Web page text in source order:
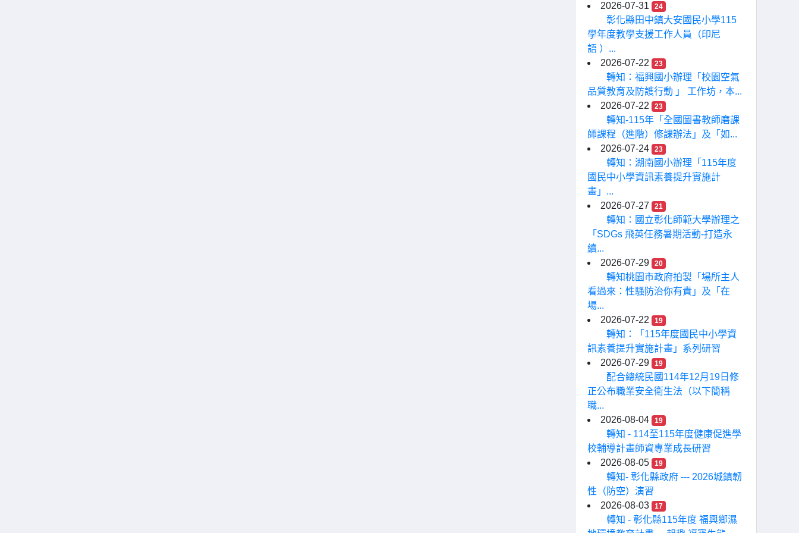
2026-07-31
24
彰化縣田中鎮大安國民小學115
學年度教學支援工作人員（印尼
語 ）...
2026-07-22
23
轉知：福興國小辦理「校園空氣
品質教育及防護行動 」 工作坊，本...
2026-07-22
23
轉知-115年「全國圖書教師磨課
師課程（進階）修課辦法」及「如...
2026-07-24
23
轉知：湖南國小辦理「115年度
國民中小學資訊素養提升實施計
畫」...
2026-07-27
21
轉知：國立彰化師範大學辦理之
「SDGs 飛英任務暑期活動-打造永
續...
2026-07-29
20
轉知桃園市政府拍製「場所主人
看過來：性騷防治你有責」及「在
場...
2026-07-22
19
轉知：「115年度國民中小學資
訊素養提升實施計畫」系列研習
2026-07-29
19
配合總統民國114年12月19日修
正公布職業安全衛生法（以下簡稱
職...
2026-08-04
19
轉知 - 114至115年度健康促進學
校輔導計畫師資專業成長研習
2026-08-05
19
轉知- 彰化縣政府 --- 2026城鎮韌
性（防空）演習
2026-08-03
17
轉知 - 彰化縣115年度 福興鄉濕